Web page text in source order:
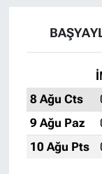
8 Ağu Cts
9 Ağu Paz
10 Ağu Pts